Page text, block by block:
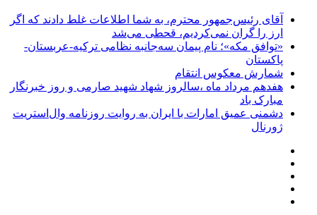
آقای رئیس‌جمهور محترم، به شما اطلاعات غلط دادند که اگر
ارز را گران نمی‌کردیم، قحطی می‌شد
«توافق مکه»؛ نام پیمان سه‌جانبه نظامی ترکیه-عربستان-
پاکستان
شمارش معکوس انتقام
هفدهم مرداد ماه ،سالروز شهاد شهید صارمی و روز خبرنگار
مبارک باد
دشمنی عمیق امارات با ایران به روایت روزنامه وال‌استریت
ژورنال